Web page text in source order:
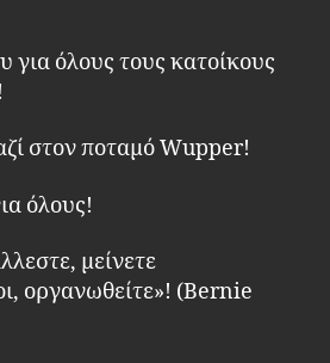
για όλους τους κατοίκους
στον ποταμό Wupper!
όλους!
μείνετε
οργανωθείτε»! (Bernie